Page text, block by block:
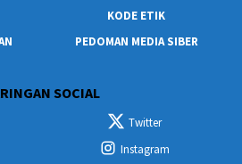
KODE ETIK
PEDOMAN MEDIA SIBER
SOCIAL
Twitter
Instagram